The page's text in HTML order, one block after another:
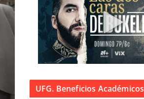
UFG. Beneficios Académicos